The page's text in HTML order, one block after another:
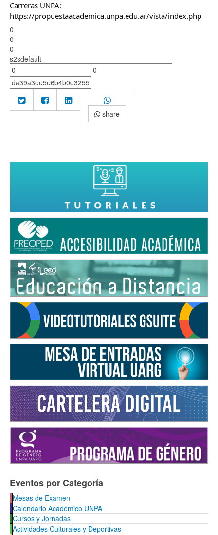
Carreras UNPA:
https://propuestaacademica.unpa.edu.ar/vista/index.php
0
0
0
s2sdefault
share
Eventos por Categoría
Mesas de Examen
Calendario Académico UNPA
Cursos y Jornadas
Actividades Culturales y Deportivas